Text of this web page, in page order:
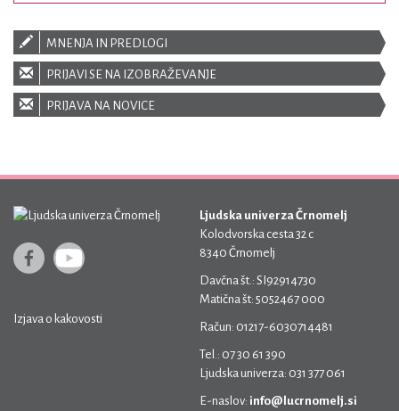
MNENJA IN PREDLOGI
PRIJAVI SE NA IZOBRAŽEVANJE
PRIJAVA NA NOVICE
Izjava o kakovosti
Ljudska univerza Črnomelj
Kolodvorska cesta 32 c
8340 Črnomelj
Davčna št.: SI92914730
Matična št: 5052467 000
Račun: 01217-6030714481
Tel.: 07 30 61 390
Ljudska univerza: 031 377 061
E-naslov: info@lucrnomelj.si